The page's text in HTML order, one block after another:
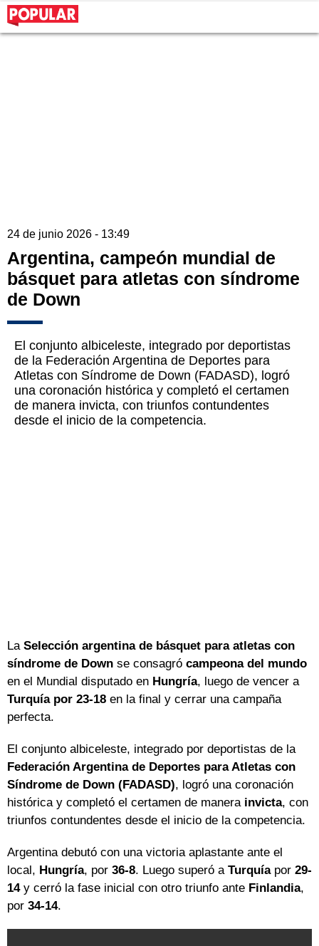
24 de junio 2026 - 13:49
Argentina, campeón mundial de
básquet para atletas con síndrome
de Down
El conjunto albiceleste, integrado por deportistas
de la Federación Argentina de Deportes para
Atletas con Síndrome de Down (FADASD), logró
una coronación histórica y completó el certamen
de manera invicta, con triunfos contundentes
desde el inicio de la competencia.
La Selección argentina de básquet para atletas con
síndrome de Down se consagró campeona del mundo
en el Mundial disputado en Hungría, luego de vencer a
Turquía por 23-18 en la final y cerrar una campaña
perfecta.
El conjunto albiceleste, integrado por deportistas de la
Federación Argentina de Deportes para Atletas con
Síndrome de Down (FADASD), logró una coronación
histórica y completó el certamen de manera invicta, con
triunfos contundentes desde el inicio de la competencia.
Argentina debutó con una victoria aplastante ante el
local, Hungría, por 36-8. Luego superó a Turquíapor 29-
14y cerró la fase inicial con otro triunfo ante Finlandia,
por 34-14.